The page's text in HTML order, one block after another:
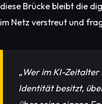
diese Brücke bleibt die
im Netz verstreut und
„Wer im KI-Zeitalter
Identität besitzt,